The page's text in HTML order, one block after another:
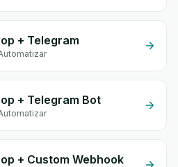
+ Telegram
+ Telegram Bot
+ Custom Webhook